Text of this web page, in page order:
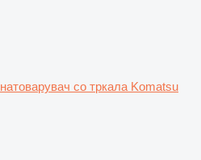
натоварувач со тркала Komatsu